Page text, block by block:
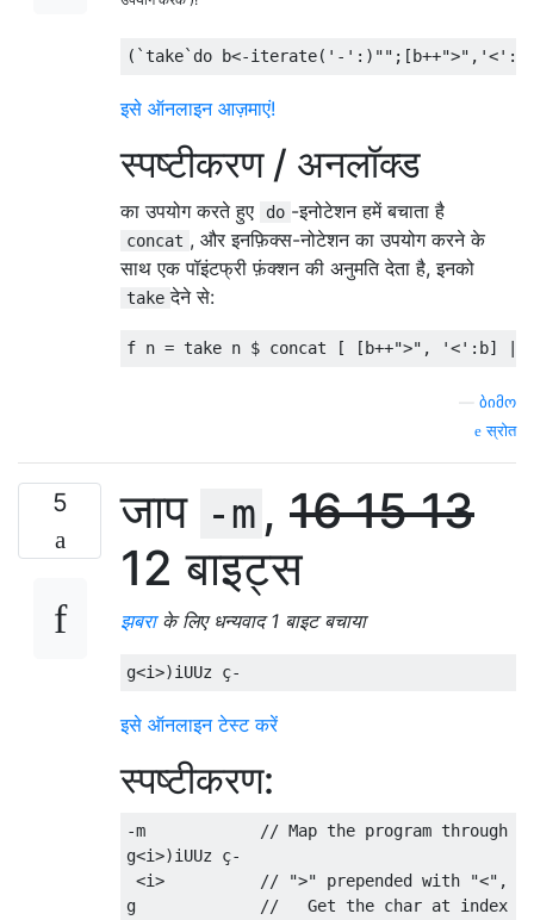
(`take` do b<-iterate( '-' :) "" ;[ b++">" , '<' :
इसे ऑनलाइन आज़माएं!
स्पष्टीकरण / अनलॉक्ड
का उपयोग करते हुए do -इनोटेशन हमें बचाता है
concat , और इनफ़िक्स-नोटेशन का उपयोग करने के
साथ एक पॉइंटफ्री फ़ंक्शन की अनुमति देता है, इनको
take देने से:
f n = take n $ concat [ [ b++">" , '<' : b]
ბიმო
स्रोत
5 जाप -m , 161513
12 बाइट्स
झबराके लिए धन्यवाद 1 बाइट बचाया
इसे ऑनलाइन टेस्ट करें
स्पष्टीकरण:
-m            // Map the program through
g<i>)iUUz ç-
<i>          // ">" prepended with "<",
g             //   Get the char at index U,